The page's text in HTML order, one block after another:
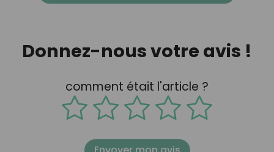
Donnez-nous votre avis !
comment était l'article ?